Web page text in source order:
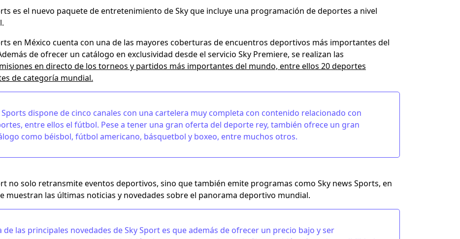
es el nuevo paquete de entretenimiento de Sky que incluye una programación de deportes a nivel
en México cuenta con una de las mayores coberturas de encuentros deportivos más importantes del
de ofrecer un catálogo en exclusividad desde el servicio Sky Premiere, se realizan las
en directo de los torneos y partidos más importantes del mundo, entre ellos 20 deportes
de categoría mundial.
Sports dispone de cinco canales con una cartelera muy completa con contenido relacionado con
entre ellos el fútbol. Pese a tener una gran oferta del deporte rey, también ofrece un gran
como béisbol, fútbol americano, básquetbol y boxeo, entre muchos otros.
no solo retransmite eventos deportivos, sino que también emite programas como Sky news Sports, en
muestran las últimas noticias y novedades sobre el panorama deportivo mundial.
de las principales novedades de Sky Sport es que además de ofrecer un precio bajo y ser